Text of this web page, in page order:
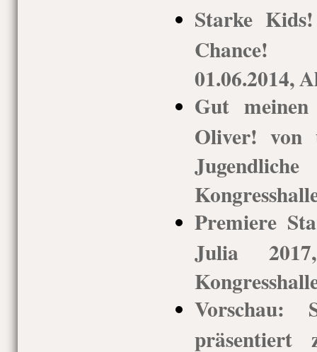
Starke
Chance!
01.06.2014,
Gut
Oliver!
Premiere
Julia
Vorschau:
präsentiert